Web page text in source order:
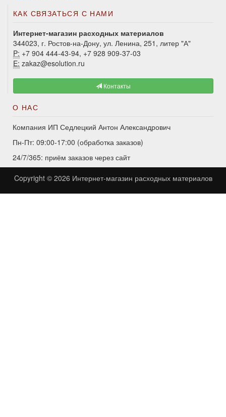
КАК СВЯЗАТЬСЯ С НАМИ
Интернет-магазин расходных материалов
344023, г. Ростов-на-Дону, ул. Ленина, 251, литер "А"
P: +7 904 444-43-94, +7 928 909-37-03
E: zakaz@esolution.ru
Контакты
О НАС
Компания ИП Седлецкий Антон Александрович
Пн-Пт: 09:00-17:00 (обработка заказов)
24/7/365: приём заказов через сайт
Copyright © 2026 Интернет-магазин расходных материалов